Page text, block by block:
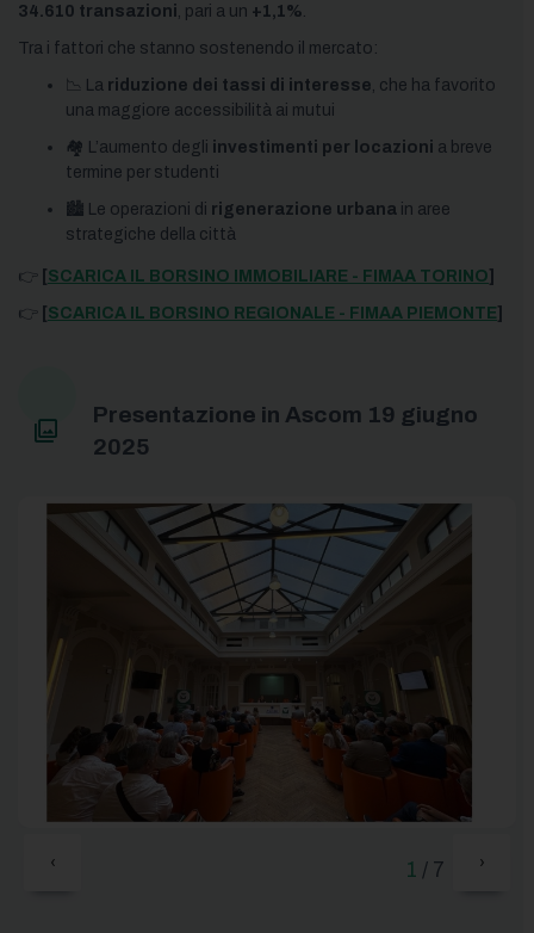
34.610 transazioni , pari a un +1,1%
Tra i fattori che stanno sostenendo il mercato:
📉 La riduzione dei tassi di interesse , che ha favorito
una maggiore accessibilità ai mutui
🏘️ L’aumento degli investimenti per locazioni a breve
termine per studenti
🏙️ Le operazioni di rigenerazione urbana in aree
strategiche della città
👉 SCARICA IL BORSINO IMMOBILIARE - FIMAA TORINO
👉 SCARICA IL BORSINO REGIONALE - FIMAA PIEMONTE
Presentazione in Ascom 19 giugno
2025
‹ ›
1 / 7